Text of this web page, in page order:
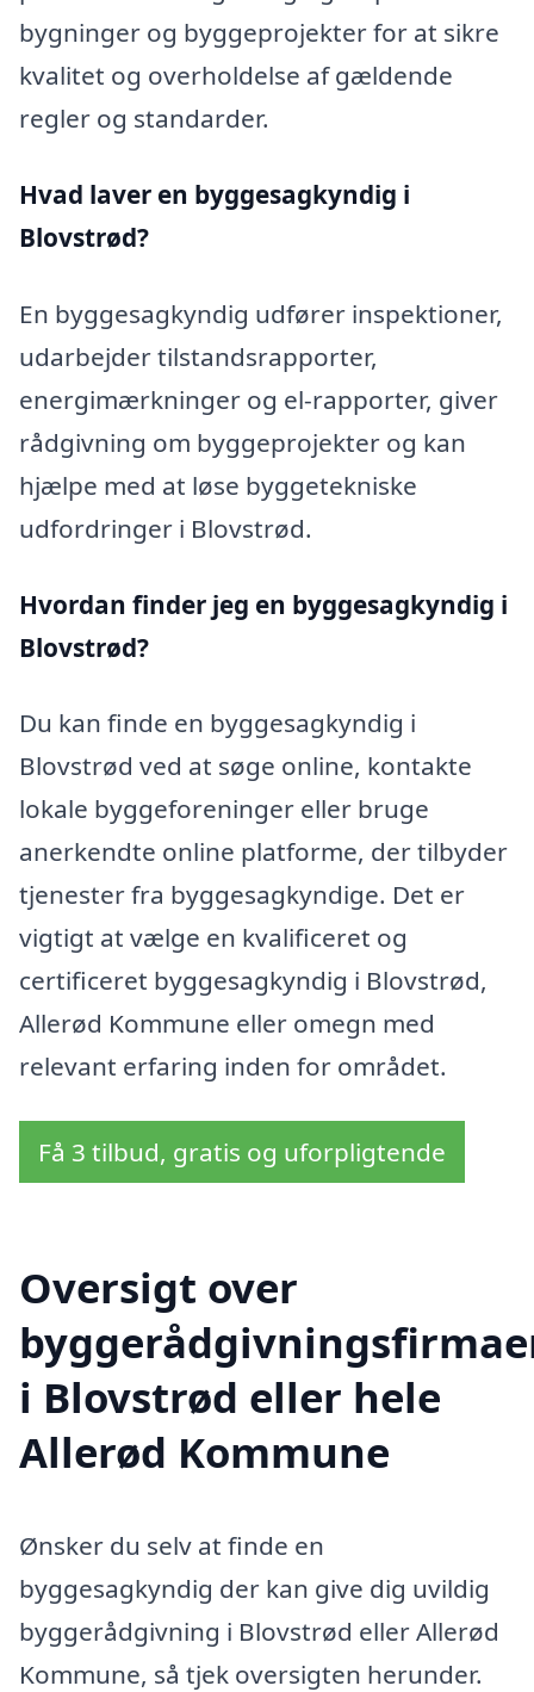
bygninger og byggeprojekter for at sikre
kvalitet og overholdelse af gældende
regler og standarder.
Hvad laver en byggesagkyndig i
Blovstrød?
En byggesagkyndig udfører inspektioner,
udarbejder tilstandsrapporter,
energimærkninger og el-rapporter, giver
rådgivning om byggeprojekter og kan
hjælpe med at løse byggetekniske
udfordringer i Blovstrød.
Hvordan finder jeg en byggesagkyndig i
Blovstrød?
Du kan finde en byggesagkyndig i
Blovstrød ved at søge online, kontakte
lokale byggeforeninger eller bruge
anerkendte online platforme, der tilbyder
tjenester fra byggesagkyndige. Det er
vigtigt at vælge en kvalificeret og
certificeret byggesagkyndig i Blovstrød,
Allerød Kommune eller omegn med
relevant erfaring inden for området.
Få 3 tilbud, gratis og uforpligtende
Oversigt over
i Blovstrød eller hele
Allerød Kommune
Ønsker du selv at finde en
byggesagkyndig der kan give dig uvildig
byggerådgivning i Blovstrød eller Allerød
Kommune, så tjek oversigten herunder.